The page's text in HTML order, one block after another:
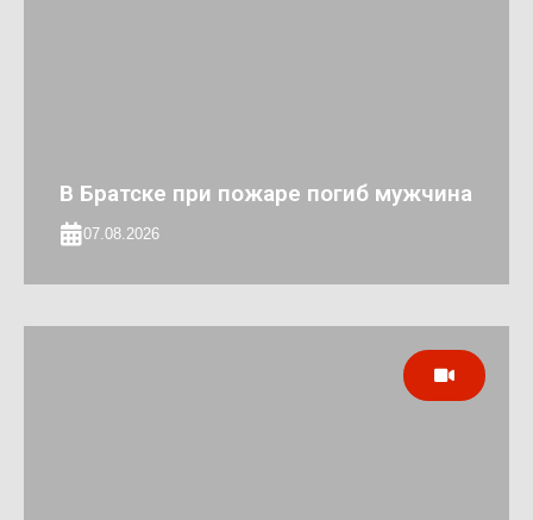
В Братске при пожаре погиб мужчина
07.08.2026